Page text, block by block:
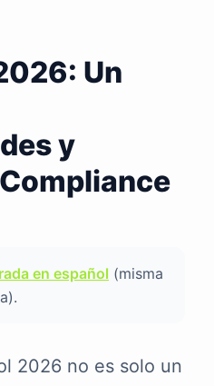
Un
y
en español (misma
2026 no es solo un